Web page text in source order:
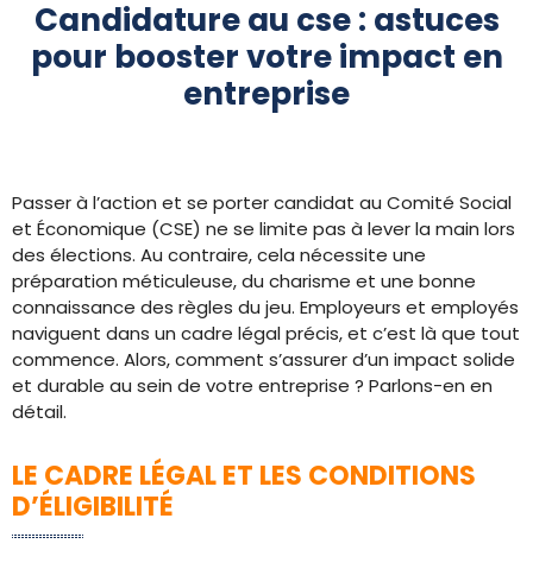
Candidature au cse : astuces
pour booster votre impact en
entreprise
Passer à l’action et se porter candidat au Comité Social
et Économique (CSE) ne se limite pas à lever la main lors
des élections. Au contraire, cela nécessite une
préparation méticuleuse, du charisme et une bonne
connaissance des règles du jeu. Employeurs et employés
naviguent dans un cadre légal précis, et c’est là que tout
commence. Alors, comment s’assurer d’un impact solide
et durable au sein de votre entreprise ? Parlons-en en
détail.
LE CADRE LÉGAL ET LES CONDITIONS
D’ÉLIGIBILITÉ